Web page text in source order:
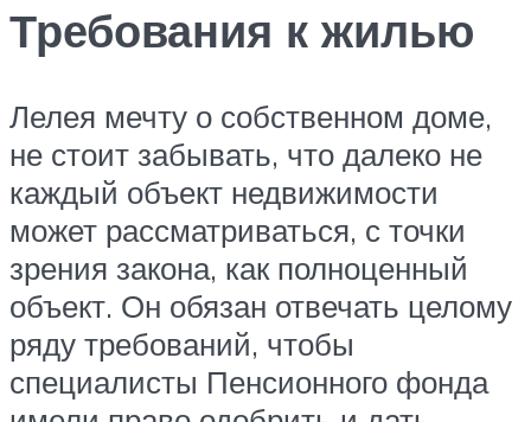
Требования к жилью
Лелея мечту о собственном доме,
не стоит забывать, что далеко не
каждый объект недвижимости
может рассматриваться, с точки
зрения закона, как полноценный
объект. Он обязан отвечать целому
ряду требований, чтобы
специалисты Пенсионного фонда